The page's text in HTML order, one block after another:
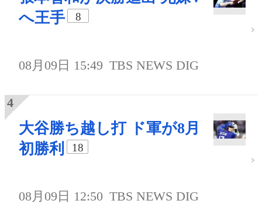
へ王手
8
08月09日 15:49 TBS NEWS DIG
大谷勝ち越し打 ド軍が8月
初勝利
18
08月09日 12:50 TBS NEWS DIG